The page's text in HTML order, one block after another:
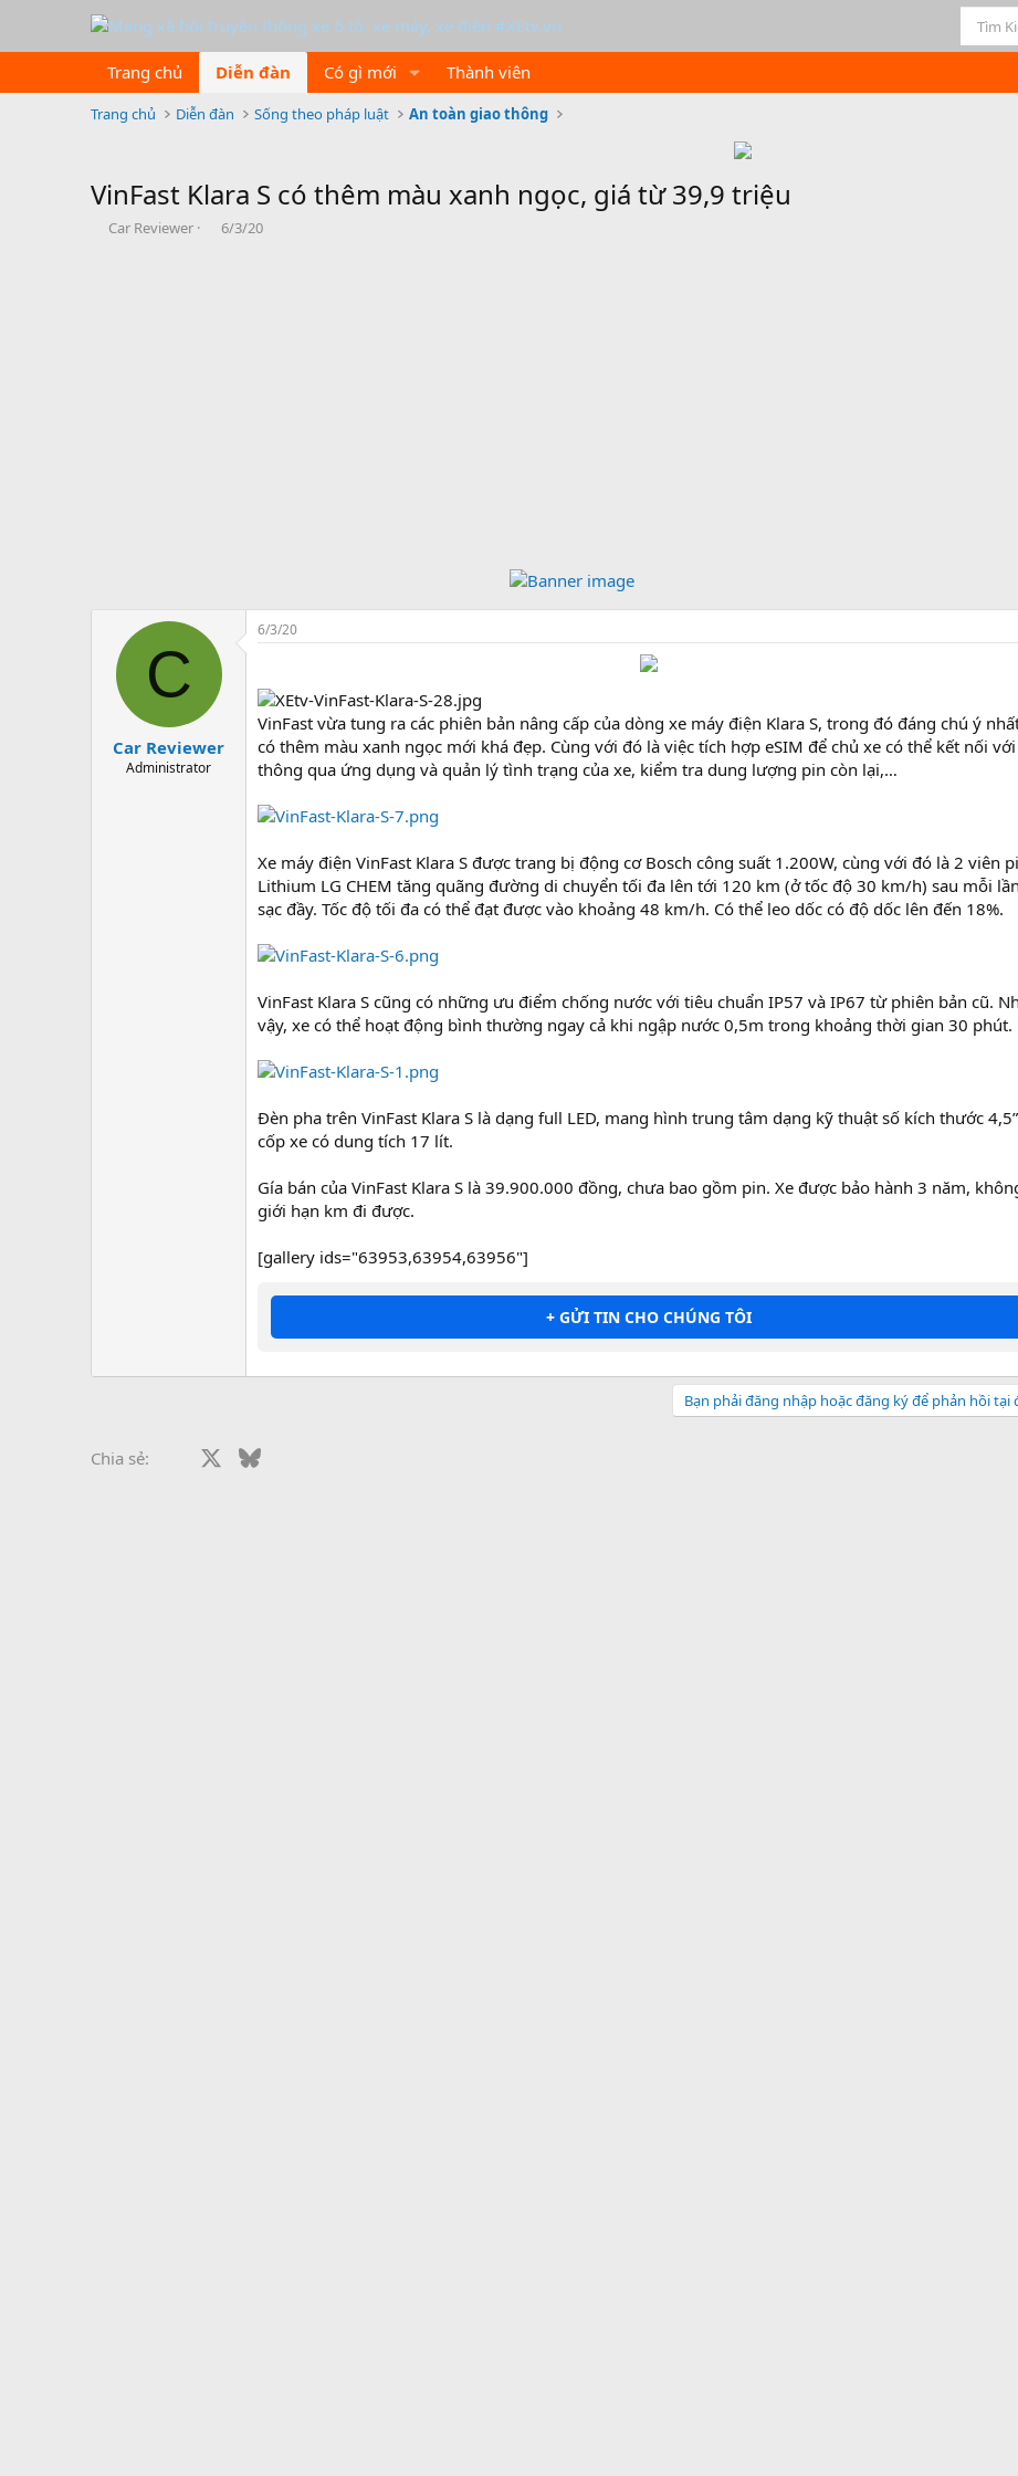
Trang chủ Diễn đàn Có gì mới Thành viên
Trang chủ Diễn đàn Sống theo pháp luật An toàn giao thông
VinFast Klara S có thêm màu xanh ngọc, giá từ 39,9 triệu
B
Car Reviewer
N
6/3/20
C
Car Reviewer
Administrator
6/3/20
VinFast vừa tung ra các phiên bản nâng cấp của dòng xe máy điện Klara S, trong đó đáng chú ý
có thêm màu xanh ngọc mới khá đẹp. Cùng với đó là việc tích hợp eSIM để chủ xe có thể kết nối
thông qua ứng dụng và quản lý tình trạng của xe, kiểm tra dung lượng pin còn lại,…
Xe máy điện VinFast Klara S được trang bị động cơ Bosch công suất 1.200W, cùng với đó là 2 viên
Lithium LG CHEM tăng quãng đường di chuyển tối đa lên tới 120 km (ở tốc độ 30 km/h) sau mỗi lần
sạc đầy. Tốc độ tối đa có thể đạt được vào khoảng 48 km/h. Có thể leo dốc có độ dốc lên đến 18%.
VinFast Klara S cũng có những ưu điểm chống nước với tiêu chuẩn IP57 và IP67 từ phiên bản cũ.
vậy, xe có thể hoạt động bình thường ngay cả khi ngập nước 0,5m trong khoảng thời gian 30 phút.
Đèn pha trên VinFast Klara S là dạng full LED, mang hình trung tâm dạng kỹ thuật số kích thước
cốp xe có dung tích 17 lít.
Gía bán của VinFast Klara S là 39.900.000 đồng, chưa bao gồm pin. Xe được bảo hành 3 năm,
giới hạn km đi được.
[gallery ids="63953,63954,63956"]
+ GỬI TIN CHO CHÚNG TÔI
Bạn phải đăng nhập hoặc đăng ký để phản hồi tại
Chia sẻ: Facebook Bluesky